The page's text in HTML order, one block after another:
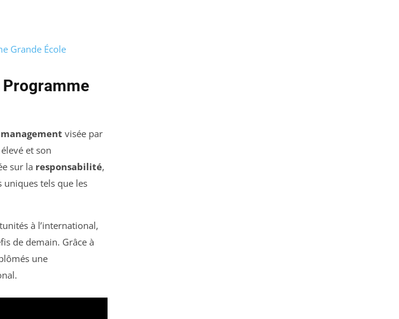
Grande École
Programme
management visée par
et son
sur la responsabilité,
uniques tels que les
à l’international,
de demain. Grâce à
une